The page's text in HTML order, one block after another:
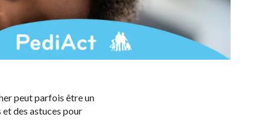
peut parfois être un
des astuces pour